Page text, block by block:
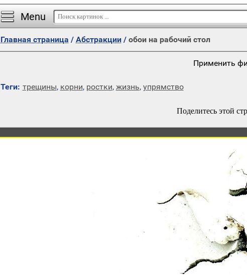
Menu
Главная страница / Абстракции/ обои на рабочий стол
Применить
Теги: трещины, корни, ростки, жизнь, упрямство